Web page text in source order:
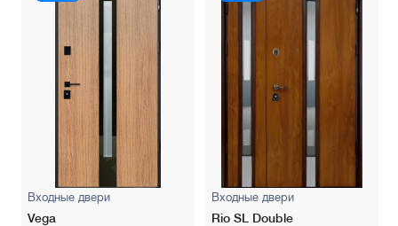
Входные двери
Vega
Входные двери
Rio SL Double